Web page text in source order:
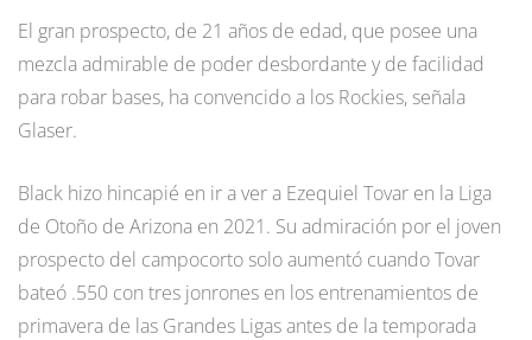
El gran prospecto, de 21 años de edad, que posee una
mezcla admirable de poder desbordante y de facilidad
para robar bases, ha convencido a los Rockies, señala
Glaser.
Black hizo hincapié en ir a ver a Ezequiel Tovar en la Liga
de Otoño de Arizona en 2021. Su admiración por el joven
prospecto del campocorto solo aumentó cuando Tovar
bateó .550 con tres jonrones en los entrenamientos de
primavera de las Grandes Ligas antes de la temporada